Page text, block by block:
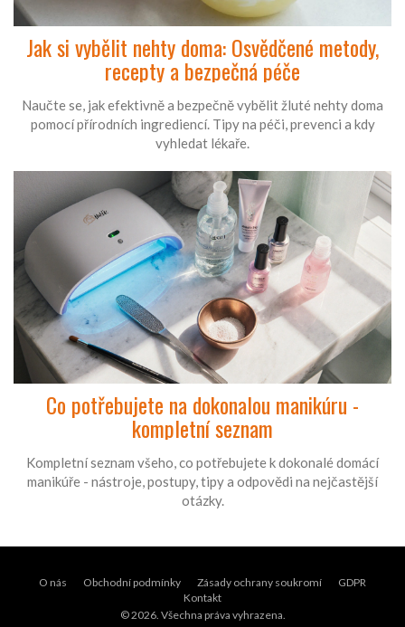
Jak si vybělit nehty doma: Osvědčené metody,
recepty a bezpečná péče
Naučte se, jak efektivně a bezpečně vybělit žluté nehty doma
pomocí přírodních ingrediencí. Tipy na péči, prevenci a kdy
vyhledat lékaře.
Co potřebujete na dokonalou manikúru -
kompletní seznam
Kompletní seznam všeho, co potřebujete k dokonalé domácí
manikúře - nástroje, postupy, tipy a odpovědi na nejčastější
otázky.
O nás Obchodní podmínky Zásady ochrany soukromí
GDPR
Kontakt
© 2026. Všechna práva vyhrazena.